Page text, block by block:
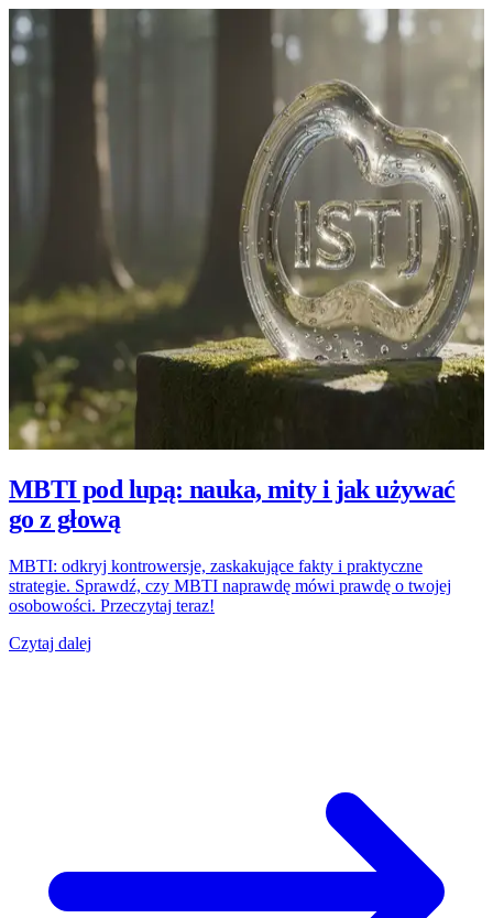
MBTI pod lupą: nauka, mity i jak używać
go z głową
MBTI: odkryj kontrowersje, zaskakujące fakty i praktyczne
strategie. Sprawdź, czy MBTI naprawdę mówi prawdę o twojej
osobowości. Przeczytaj teraz!
Czytaj dalej